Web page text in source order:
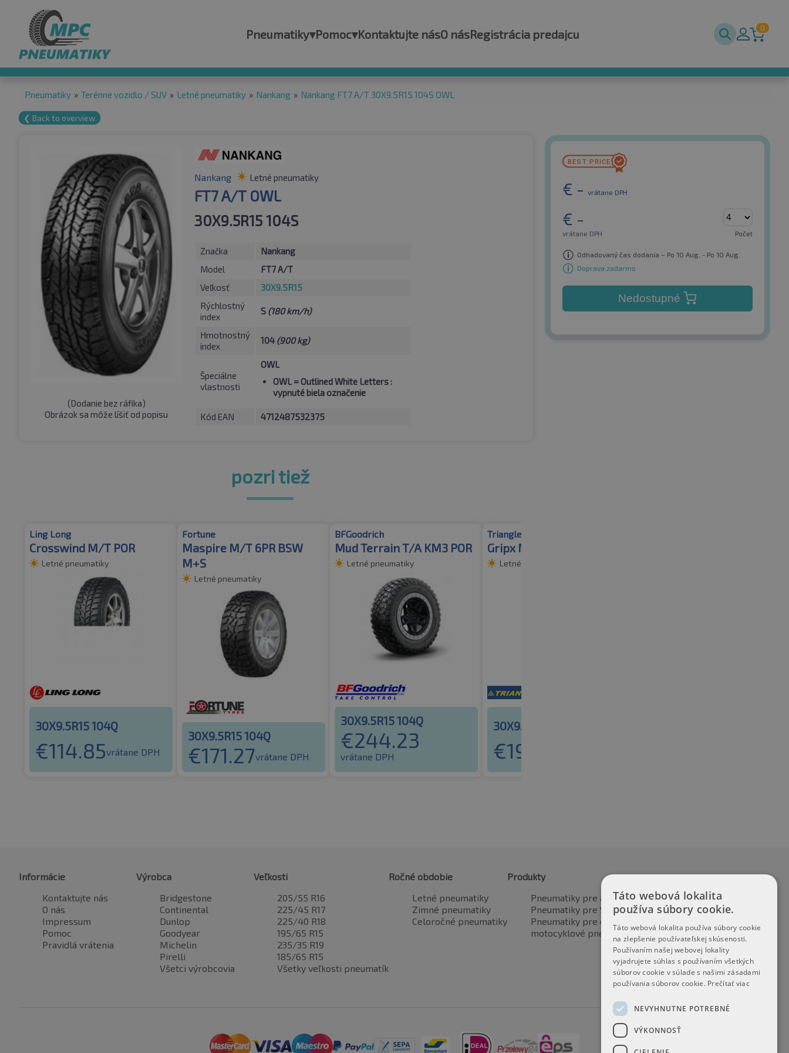
Pneumatiky▾Pomoc▾Kontaktujte násO násRegistrácia predajcu 0
Pneumatiky » Terénne vozidlo / SUV » Letné pneumatiky » Nankang » Nankang FT7 A/T 30X9.5R15 104S OWL
❮ Back to overview
(Dodanie bez ráfika)
Obrázok sa môže líšiť od popisu
Nankang Letné pneumatiky
FT7 A/T OWL
30X9.5R15 104S
Značka
Nankang
Model
FT7 A/T
Veľkosť
30X9.5R15
Rýchlostný
index
S (180 km/h)
Hmotnostný
index
104 (900 kg)
Špeciálne
vlastnosti
OWL
OWL= Outlined White Letters :
vypnuté biela označenie
Kód EAN 4712487532375
€ - vrátane DPH
€ -
vrátane DPH Počet
Odhadovaný čas dodania – Po 10 Aug. - Po 10 Aug.
Doprava zadarmo
Nedostupné
pozri tiež
Ling Long
Crosswind M/T POR
Letné pneumatiky
30X9.5R15 104Q
€114.85vrátane DPH
Fortune
Maspire M/T 6PR BSW
M+S
Letné pneumatiky
30X9.5R15 104Q
€171.27vrátane DPH
BFGoodrich
Mud Terrain T/A KM3 POR
Letné pneumatiky
30X9.5R15 104Q
€244.23
vrátane DPH
Triangle
Gripx M/T
Letné pneumatiky
30X9.5R15 104Q
€196.07
Informácie
Kontaktujte nás
O nás
Impressum
Pomoc
Pravidlá vrátenia
Výrobca
Bridgestone
Continental
Dunlop
Goodyear
Michelin
Pirelli
Všetci výrobcovia
Veľkosti
205/55 R16
225/45 R17
225/40 R18
195/65 R15
235/35 R19
185/65 R15
Všetky veľkosti pneumatík
Ročné obdobie
Letné pneumatiky
Zimné pneumatiky
Celoročné pneumatiky
Produkty
Pneumatiky pre automobily
Pneumatiky pre SUV / 4x4
Pneumatiky pre dodávku
motocyklové pneumatiky
Táto webová lokalita
používa súbory cookie.
Táto webová lokalita používa súbory cookie
na zlepšenie používateľskej skúsenosti.
Používaním našej webovej lokality
vyjadrujete súhlas s používaním všetkých
súborov cookie v súlade s našimi zásadami
používania súborov cookie. Prečítať viac
NEVYHNUTNE POTREBNÉ
VÝKONNOSŤ